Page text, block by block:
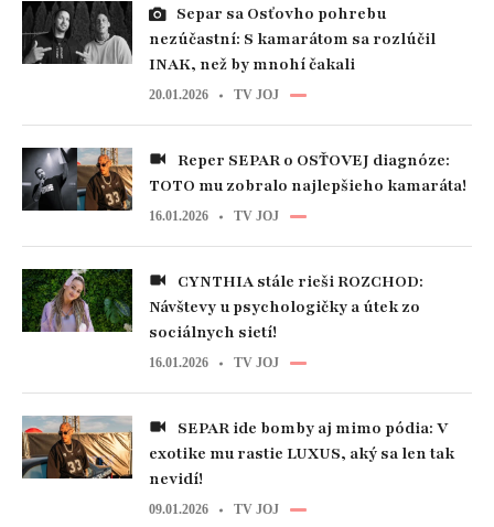
nezúčastní: S kamarátom sa rozlúčil
INAK, než by mnohí čakali
20.01.2026 TV JOJ
TOTO mu zobralo najlepšieho kamaráta!
16.01.2026 TV JOJ
Návštevy u psychologičky a útek zo
sociálnych sietí!
16.01.2026 TV JOJ
exotike mu rastie LUXUS, aký sa len tak
nevidí!
09.01.2026 TV JOJ